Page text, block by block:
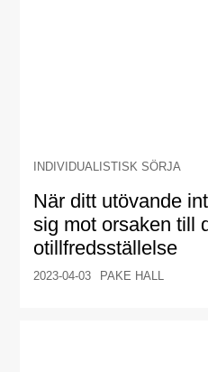
INDIVIDUALISTISK SÖRJA
När ditt utövande
sig mot orsaken till
otillfredsställelse
2023-04-03 PAKE HALL